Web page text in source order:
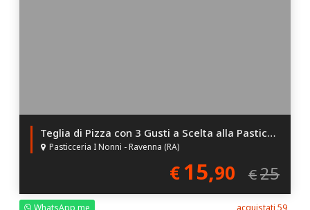
Teglia di Pizza con 3 Gusti a Scelta alla Pasticceria I Nonni!
Pasticceria I Nonni - Ravenna (RA)
€15,90 €25